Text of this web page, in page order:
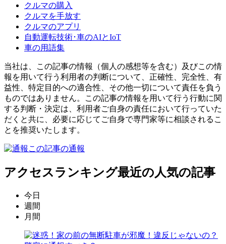
クルマの購入
クルマを手放す
クルマのアプリ
自動運転技術･車のAIとIoT
車の用語集
当社は、この記事の情報（個人の感想等を含む）及びこの情
報を用いて行う利用者の判断について、正確性、完全性、有
益性、特定目的への適合性、その他一切について責任を負う
ものではありません。この記事の情報を用いて行う行動に関
する判断・決定は、利用者ご自身の責任において行っていた
だくと共に、必要に応じてご自身で専門家等に相談されるこ
とを推奨いたします。
この記事の通報
アクセスランキング最近の人気の記事
今日
週間
月間